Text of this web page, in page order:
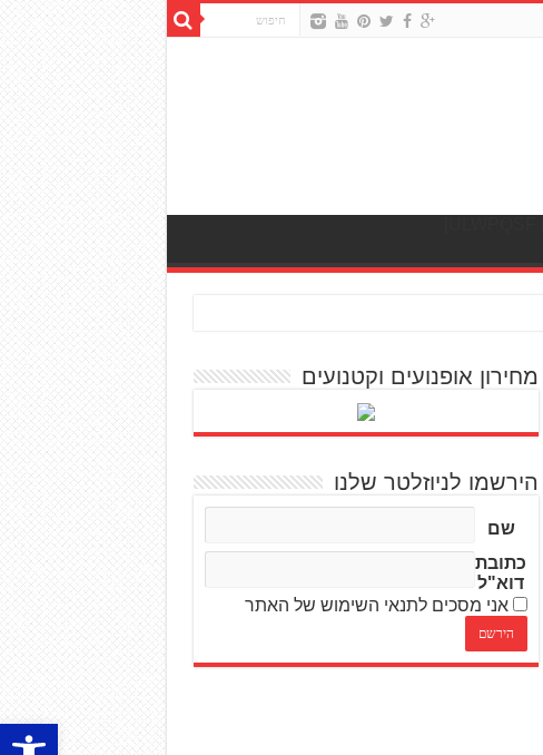
פתח
מחירון אופנועים וקטנועים
הירשמו לניוזלטר שלנו
שם
כתובת
דוא"ל
אני מסכים לתנאי השימוש של האתר